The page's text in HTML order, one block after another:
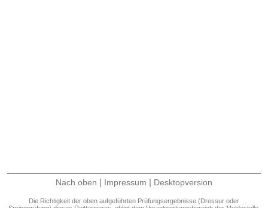
Nach oben | Impressum | Desktopversion
Die Richtigkeit der oben aufgeführten Prüfungsergebnisse (Dressur oder